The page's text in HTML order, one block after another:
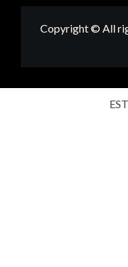
Copyright © All
EST